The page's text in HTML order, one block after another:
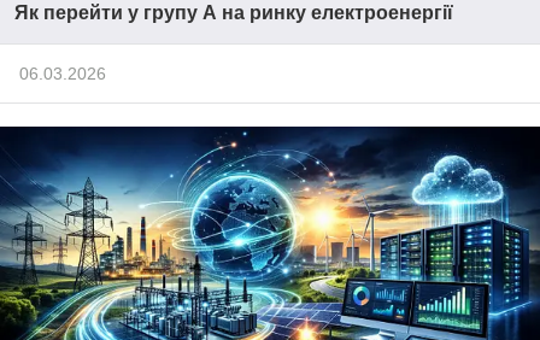
Як перейти у групу А на ринку електроенергії
06.03.2026